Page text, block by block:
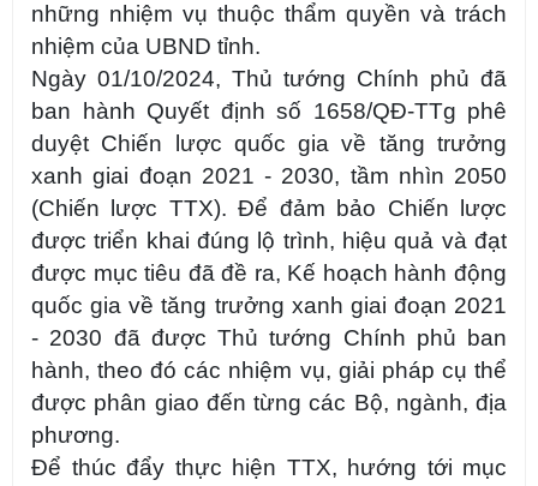
những nhiệm vụ thuộc thẩm quyền và trách
nhiệm của UBND tỉnh.
Ngày 01/10/2024, Thủ tướng Chính phủ đã
ban hành Quyết định số 1658/QĐ-TTg phê
duyệt Chiến lược quốc gia về tăng trưởng
xanh giai đoạn 2021 - 2030, tầm nhìn 2050
(Chiến lược TTX). Để đảm bảo Chiến lược
được triển khai đúng lộ trình, hiệu quả và đạt
được mục tiêu đã đề ra, Kế hoạch hành động
quốc gia về tăng trưởng xanh giai đoạn 2021
- 2030 đã được Thủ tướng Chính phủ ban
hành, theo đó các nhiệm vụ, giải pháp cụ thể
được phân giao đến từng các Bộ, ngành, địa
phương.
Để thúc đẩy thực hiện TTX, hướng tới mục